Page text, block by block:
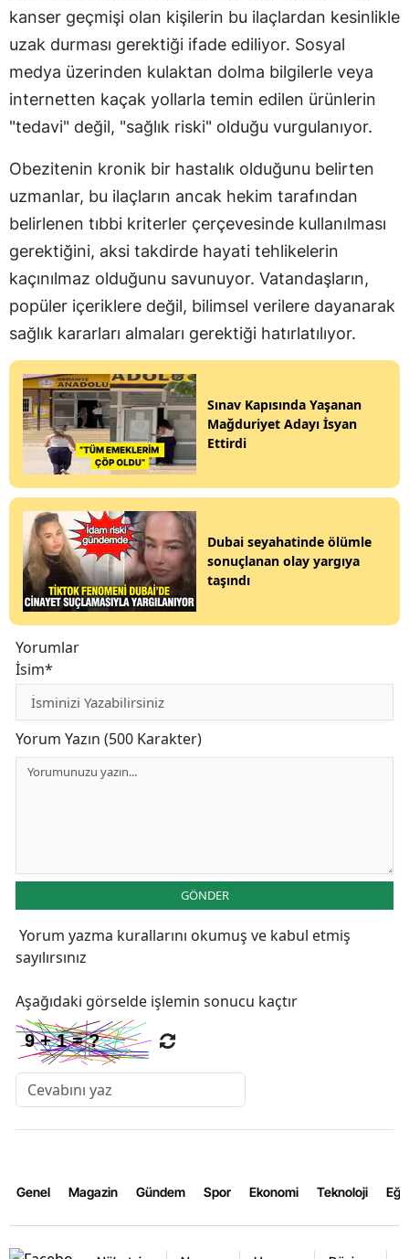
kanser geçmişi olan kişilerin bu ilaçlardan kesinlikle
uzak durması gerektiği ifade ediliyor. Sosyal
medya üzerinden kulaktan dolma bilgilerle veya
internetten kaçak yollarla temin edilen ürünlerin
"tedavi" değil, "sağlık riski" olduğu vurgulanıyor.
Obezitenin kronik bir hastalık olduğunu belirten
uzmanlar, bu ilaçların ancak hekim tarafından
belirlenen tıbbi kriterler çerçevesinde kullanılması
gerektiğini, aksi takdirde hayati tehlikelerin
kaçınılmaz olduğunu savunuyor. Vatandaşların,
popüler içeriklere değil, bilimsel verilere dayanarak
sağlık kararları almaları gerektiği hatırlatılıyor.
Sınav Kapısında Yaşanan
Mağduriyet Adayı İsyan
Ettirdi
Dubai seyahatinde ölümle
sonuçlanan olay yargıya
taşındı
Yorumlar
İsim*
Yorum Yazın (500 Karakter)
GÖNDER
Yorum yazma kurallarını okumuş ve kabul etmiş
sayılırsınız
Aşağıdaki görselde işlemin sonucu kaçtır
Genel Magazin Gündem Spor Ekonomi Teknoloji